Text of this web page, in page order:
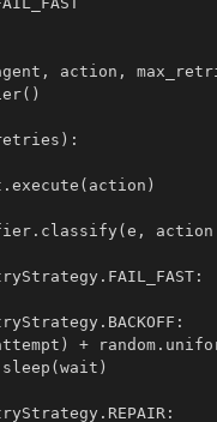
, action ,
( )
) :
. execute ( action )
. classify (e , action
. FAIL_FAST :
. BACKOFF :
) + random .
sleep (wait )
. REPAIR :